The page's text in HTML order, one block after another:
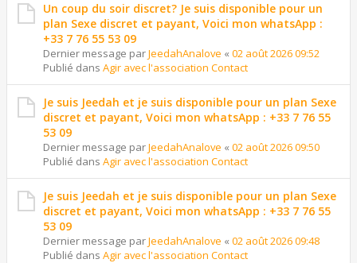
Un coup du soir discret? Je suis disponible pour un
plan Sexe discret et payant, Voici mon whatsApp :
+33 7 76 55 53 09
Dernier message parJeedahAnalove « 02 août 2026 09:52
Publié dans Agir avec l'association Contact
Je suis Jeedah et je suis disponible pour un plan Sexe
discret et payant, Voici mon whatsApp : +33 7 76 55
53 09
Dernier message parJeedahAnalove « 02 août 2026 09:50
Publié dans Agir avec l'association Contact
Je suis Jeedah et je suis disponible pour un plan Sexe
discret et payant, Voici mon whatsApp : +33 7 76 55
53 09
Dernier message parJeedahAnalove « 02 août 2026 09:48
Publié dans Agir avec l'association Contact